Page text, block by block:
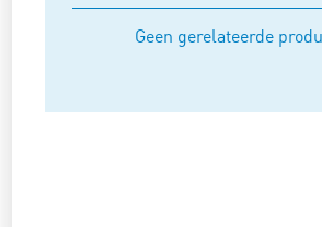
Geen gerelateerde